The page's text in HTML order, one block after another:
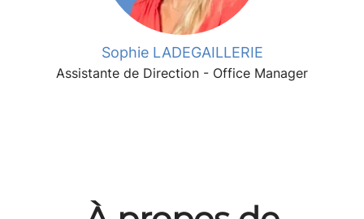
Sophie LADEGAILLERIE
Assistante de Direction - Office Manager